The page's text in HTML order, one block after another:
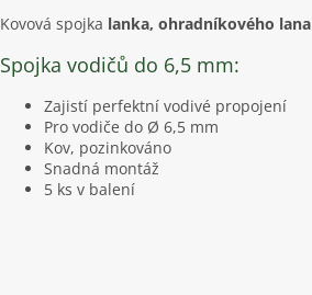
Kovová spojka lanka, ohradníkového lana
Spojka vodičů do 6,5 mm:
Zajistí perfektní vodivé propojení
Pro vodiče do Ø 6,5 mm
Kov, pozinkováno
Snadná montáž
5 ks v balení